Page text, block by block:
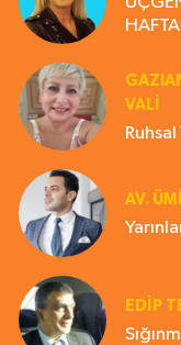
VALİ
AV.
EDIP